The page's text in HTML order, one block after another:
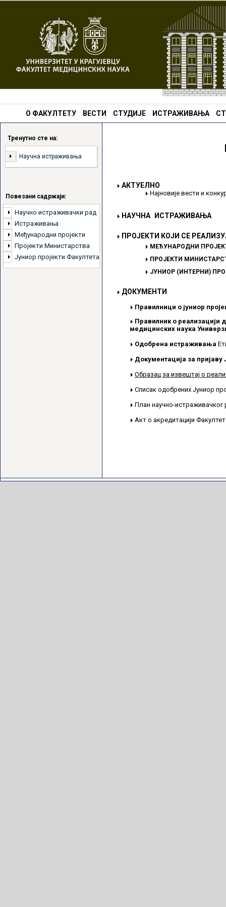
О ФАКУЛТЕТУ ВЕСТИ СТУДИЈЕ ИСТРАЖИВАЊА
Тренутно сте на:
Научна истраживања
Повезани садржаји:
Научно истраживачки рад
Истраживања
Међународни пројекти
Пројекти Министарства
Јуниор пројекти Факултета
АКТУЕЛНО
Најновије вести и
НАУЧНА ИСТРАЖИВАЊА
ПРОЈЕКТИ КОЈИ СЕ
МЕЂУНАРОДНИ
ПРОЈЕКТИ
ЈУНИОР (ИНТЕРНИ)
ДОКУМЕНТИ
Правилници о јуниор
Правилник о реализацији
медицинских наука
Одобрена истраживања
Документација за
Образац за извештај о
Списак одобрених Јуниор
План научно-истраживачког
Акт о акредитацији